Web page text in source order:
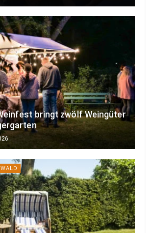
bringt zwölf Weingüter